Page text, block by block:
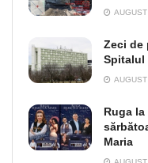
Zeci de
Spitalul
Ruga la
Maria